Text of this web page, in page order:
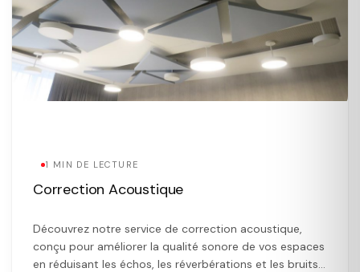
1 MIN DE LECTURE
Correction Acoustique
Découvrez notre service de correction acoustique,
conçu pour améliorer la qualité sonore de vos espaces
en réduisant les échos, les réverbérations et les bruits